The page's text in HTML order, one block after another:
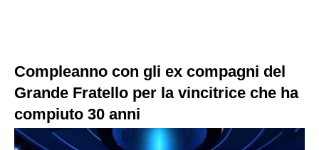
Compleanno con gli ex compagni del
Grande Fratello per la vincitrice che ha
compiuto 30 anni